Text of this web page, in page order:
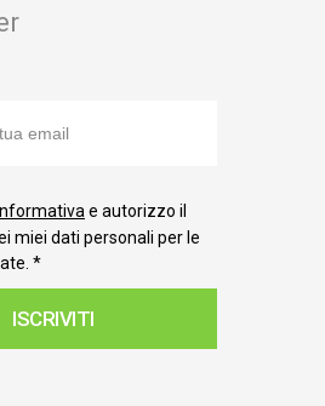
e autorizzo il
miei dati personali per le
*
ISCRIVITI